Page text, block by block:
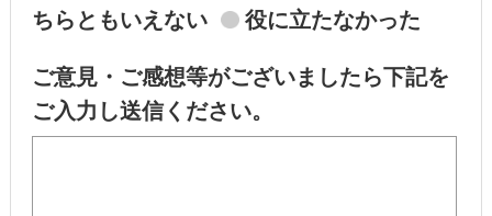
ちらともいえない
役に立たなかった
ご意見・ご感想等がございましたら下記を
ご入力し送信ください。